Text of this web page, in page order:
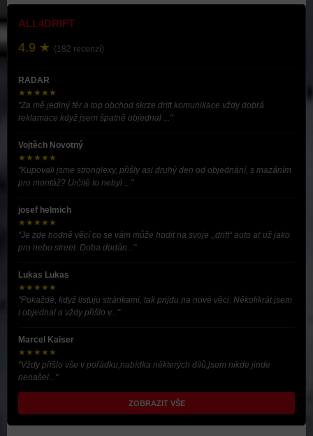
ALL4DRIFT
4.9 ★ (182 recenzí)
RADAR
★★★★★
"Za mě jediný fér a top obchod skrze drift komunikace vždy dobrá
reklamace když jsem špatně objednal ..."
Vojtěch Novotný
★★★★★
"Kupovali jsme stronglexy, přišly asi druhý den od objednání, s mazáním
pro montáž? Určitě to nebyl ..."
josef helmich
★★★★★
"Je zde hodně věcí co se vám může hodit na svoje ,,drift” auto ať už jako
pro nebo street. Doba dodán..."
Lukas Lukas
★★★★★
"Pokaždé, když listuju stránkami, tak prijdu na nové věci. Několikrát jsem
i objednal a vždy přišlo v..."
Marcel Kaiser
★★★★★
"Vždy přišlo vše v pořádku,nabídka některých dílů,jsem nikde jinde
nenašel..."
ZOBRAZIT VŠE